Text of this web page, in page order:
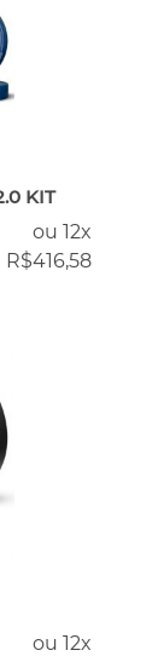
KIT
ou 12x
R$416,58
ou 12x